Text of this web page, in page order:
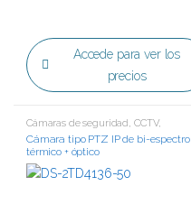
Accede para ver los
precios
Cámaras de seguridad CCTV,
Cámara tipo PTZ IP de bi-espectro
térmico + óptico